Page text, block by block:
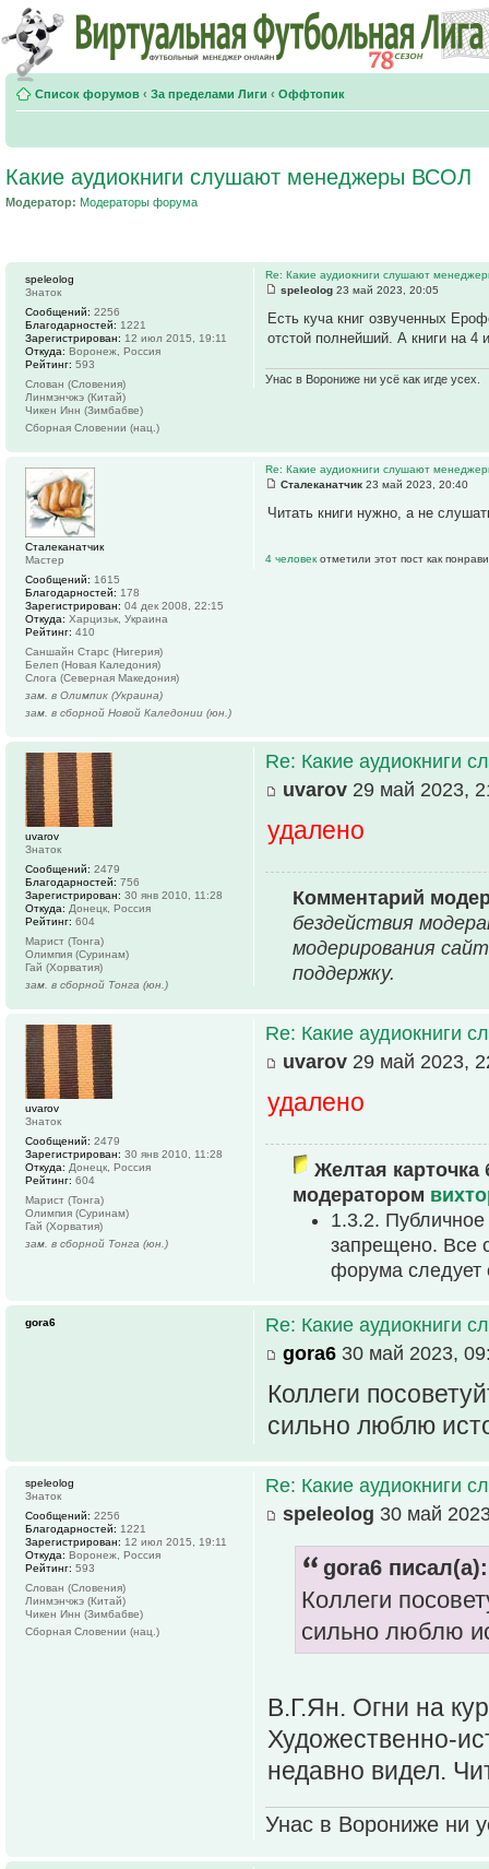
Список форумов ‹ За пределами Лиги ‹ Оффтопик
Какие аудиокниги слушают менеджеры ВСОЛ
Модератор: Модераторы форума
Re: Какие аудиокниги слушают
speleolog 23 май 2023, 20:05
Есть куча книг озвученных
отстой полнейший. А книги на 4
Унас в Ворониже ни усё как игде усех.
speleolog
Знаток
Сообщений: 2256
Благодарностей: 1221
Зарегистрирован: 12 июл 2015, 19:11
Откуда: Воронеж, Россия
Рейтинг: 593
Слован (Словения)
Линмэнчжэ (Китай)
Чикен Инн (Зимбабве)
Сборная Словении (нац.)
Re: Какие аудиокниги слушают
Сталеканатчик 23 май 2023, 20:40
Читать книги нужно, а не
4 человек отметили этот пост как
Сталеканатчик
Мастер
Сообщений: 1615
Благодарностей: 178
Зарегистрирован: 04 дек 2008, 22:15
Откуда: Харцизьк, Украина
Рейтинг: 410
Саншайн Старс (Нигерия)
Белеп (Новая Каледония)
Слога (Северная Македония)
зам. в Олимпик (Украина)
зам. в сборной Новой Каледонии (юн.)
Re: Какие аудиокниги
uvarov 29 май 2023,
удалено
Комментарий
бездействия
модерирования
поддержку.
uvarov
Знаток
Сообщений: 2479
Благодарностей: 756
Зарегистрирован: 30 янв 2010, 11:28
Откуда: Донецк, Россия
Рейтинг: 604
Марист (Тонга)
Олимпия (Суринам)
Гай (Хорватия)
зам. в сборной Тонга (юн.)
Re: Какие аудиокниги
uvarov 29 май 2023,
удалено
Желтая карточка
модератором
1.3.2.
запрещено. Все
форума следует
uvarov
Знаток
Сообщений: 2479
Зарегистрирован: 30 янв 2010, 11:28
Откуда: Донецк, Россия
Рейтинг: 604
Марист (Тонга)
Олимпия (Суринам)
Гай (Хорватия)
зам. в сборной Тонга (юн.)
Re: Какие аудиокниги
gora6 30 май 2023,
Коллеги
сильно люблю
gora6
Re: Какие аудиокниги
speleolog 30 май
gora6 писал(а):
Коллеги
сильно люблю
В.Г.Ян. Огни на
Художественно-
недавно видел.
Унас в Ворониже ни
speleolog
Знаток
Сообщений: 2256
Благодарностей: 1221
Зарегистрирован: 12 июл 2015, 19:11
Откуда: Воронеж, Россия
Рейтинг: 593
Слован (Словения)
Линмэнчжэ (Китай)
Чикен Инн (Зимбабве)
Сборная Словении (нац.)